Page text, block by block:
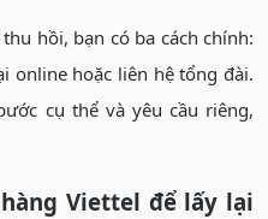
hồi, bạn có ba cách chính:
online hoặc liên hệ tổng đài.
cụ thể và yêu cầu riêng,
Viettel để lấy lại